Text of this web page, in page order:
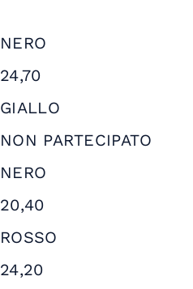
NERO
24,70
GIALLO
NON PARTECIPATO
NERO
20,40
ROSSO
24,20